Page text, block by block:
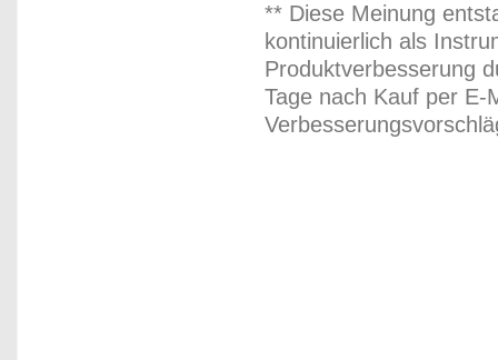
** Diese Meinung
kontinuierlich als
Produktverbesserung
Tage nach Kauf per E-